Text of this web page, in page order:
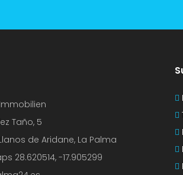
Taño, 5
de Aridane, La Palma
28.620514, -17.905299